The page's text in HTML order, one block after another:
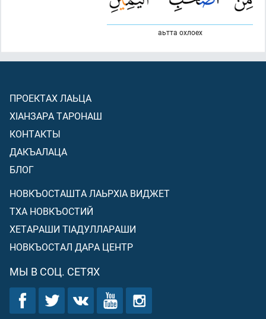
аьтта охлоех
ПРОЕКТАХ ЛАЬЦА
ХIАНЗАРА ТАРОНАШ
КОНТАКТЫ
ДАКЪАЛАЦА
БЛОГ
НОВКЪОСТАШТА ЛАЬРХIА ВИДЖЕТ
ТХА НОВКЪОСТИЙ
ХЕТАРАШИ ТIАДУЛЛАРАШИ
НОВКЪОСТАЛ ДАРА ЦЕНТР
МЫ В СОЦ. СЕТЯХ